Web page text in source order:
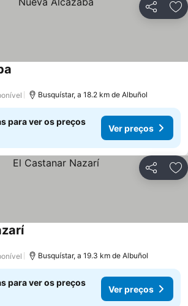
Partilhar
Busquístar, a 18.2 km de Albuñol
para ver os preços
Ver preços
Partilhar
Busquístar, a 19.3 km de Albuñol
para ver os preços
Ver preços